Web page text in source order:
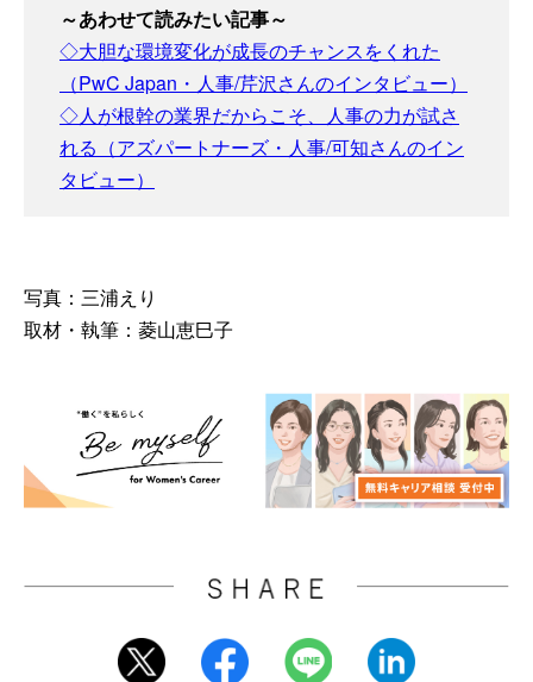
～あわせて読みたい記事～
◇大胆な環境変化が成長のチャンスをくれた
（PwC Japan・人事/芹沢さんのインタビュー）
◇人が根幹の業界だからこそ、人事の力が試さ
れる（アズパートナーズ・人事/可知さんのイン
タビュー）
写真：三浦えり
取材・執筆：菱山恵巳子